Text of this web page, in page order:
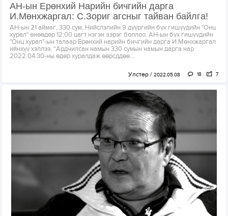
АН-ын Ерөнхий Нарийн бичгийн дарга
И.Мөнхжаргал: С.Зориг агсныг тайван байлга!
АН-ын 21 аймаг, 330 сум, Нийслэлийн 9 дүүргийн бүх гишүүдийн "Онц
хурал" өнөөдөр 12:00 цагт нэгэн зэрэг боллоо. АН-ын бүх гишүүдийн
"Онц хурал"-ын талаар Ерөнхий нарийн бичгийн дарга И.Мөнхжаргал
ийнхүү хэллээ, “Ардчилсан намын 330 сумын намын дарга нар
2022.04.30-ны өдөр хуралдаж өөрсддөө...
Улстөр 2022.05.08 18 7